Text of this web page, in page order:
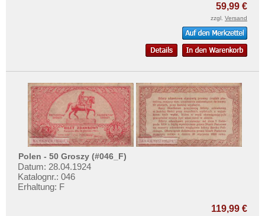
59,99 €
zzgl. Versand
Polen - 50 Groszy (#046_F)
Datum: 28.04.1924
Katalognr.: 046
Erhaltung: F
119,99 €